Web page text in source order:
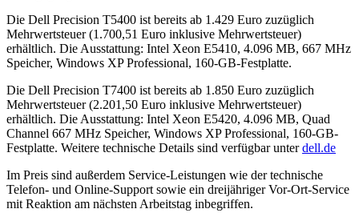
Die Dell Precision T5400 ist bereits ab 1.429 Euro zuzüglich
Mehrwertsteuer (1.700,51 Euro inklusive Mehrwertsteuer)
erhältlich. Die Ausstattung: Intel Xeon E5410, 4.096 MB, 667 MHz
Speicher, Windows XP Professional, 160-GB-Festplatte.
Die Dell Precision T7400 ist bereits ab 1.850 Euro zuzüglich
Mehrwertsteuer (2.201,50 Euro inklusive Mehrwertsteuer)
erhältlich. Die Ausstattung: Intel Xeon E5420, 4.096 MB, Quad
Channel 667 MHz Speicher, Windows XP Professional, 160-GB-
Festplatte. Weitere technische Details sind verfügbar unterdell.de
Im Preis sind außerdem Service-Leistungen wie der technische
Telefon- und Online-Support sowie ein dreijähriger Vor-Ort-Service
mit Reaktion am nächsten Arbeitstag inbegriffen.